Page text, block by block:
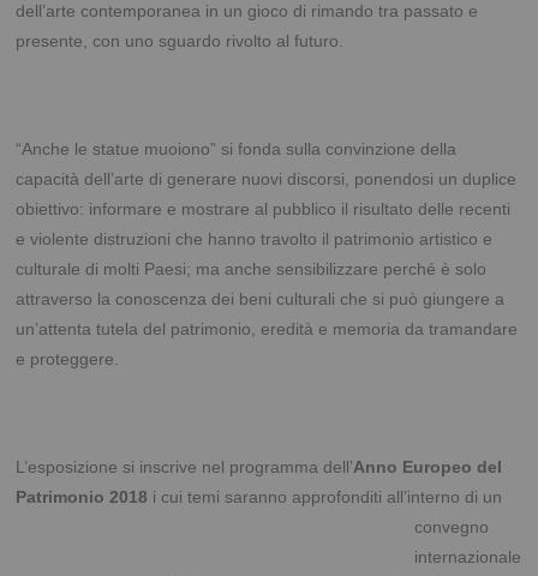
dell’arte contemporanea in un gioco di rimando tra passato e
presente, con uno sguardo rivolto al futuro.
“Anche le statue muoiono” si fonda sulla convinzione della
capacità dell’arte di generare nuovi discorsi, ponendosi un duplice
obiettivo: informare e mostrare al pubblico il risultato delle recenti
e violente distruzioni che hanno travolto il patrimonio artistico e
culturale di molti Paesi; ma anche sensibilizzare perché è solo
attraverso la conoscenza dei beni culturali che si può giungere a
un’attenta tutela del patrimonio, eredità e memoria da tramandare
e proteggere.
L’esposizione si inscrive nel programma dell’Anno Europeo del
Patrimonio 2018 i cui temisaranno approfonditi all’interno di un
convegno
internazionale